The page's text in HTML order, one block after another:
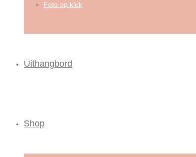
Foto op klok
Uithangbord
Shop